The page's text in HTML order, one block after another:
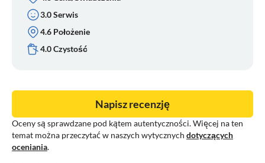
3.0 Serwis
4.6 Położenie
4.0 Czystość
Oceny są sprawdzane pod kątem autentyczności. Więcej na ten
temat można przeczytać w naszych wytycznych dotyczących
oceniania.
Napisz recenzję